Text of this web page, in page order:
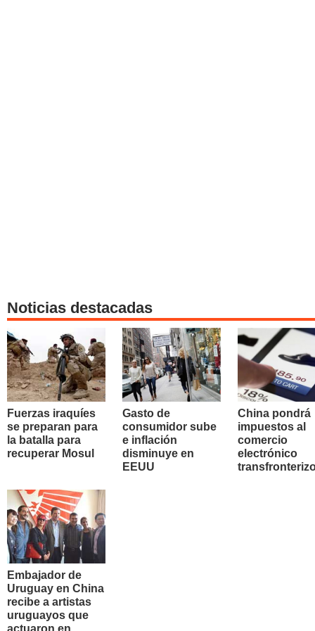
Noticias destacadas
Fuerzas iraquíes
se preparan para
la batalla para
recuperar Mosul
Gasto de
consumidor sube
e inflación
disminuye en
EEUU
China pondrá
impuestos al
comercio
electrónico
Embajador de
Uruguay en China
recibe a artistas
uruguayos que
actuaron en